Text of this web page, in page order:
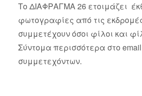
Το ΔΙΑΦΡΑΓΜΑ 26 ετοιμάζει
φωτογραφίες από τις
συμμετέχουν όσοι φίλοι και
Σύντομα περισσότερα στο
συμμετεχόντων.